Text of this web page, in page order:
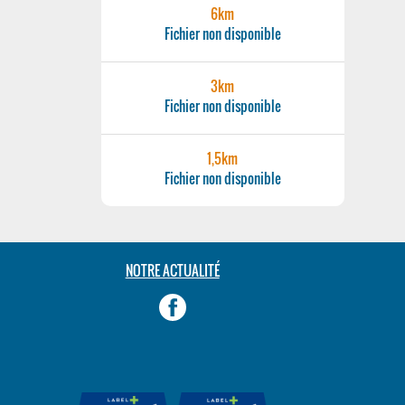
6km
Fichier non disponible
3km
Fichier non disponible
1,5km
Fichier non disponible
NOTRE ACTUALITÉ